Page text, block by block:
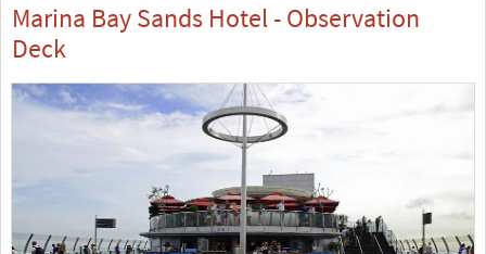
Marina Bay Sands Hotel - Observation
Deck